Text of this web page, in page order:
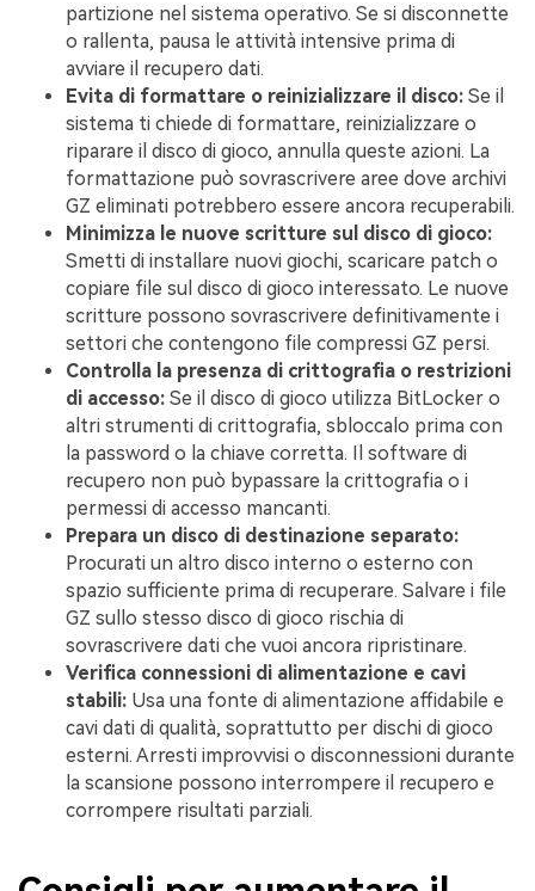
partizione nel sistema operativo. Se si disconnette
o rallenta, pausa le attività intensive prima di
avviare il recupero dati.
Evita di formattare o reinizializzare il disco: Se il
sistema ti chiede di formattare, reinizializzare o
riparare il disco di gioco, annulla queste azioni. La
formattazione può sovrascrivere aree dove archivi
GZ eliminati potrebbero essere ancora recuperabili.
Minimizza le nuove scritture sul disco di gioco:
Smetti di installare nuovi giochi, scaricare patch o
copiare file sul disco di gioco interessato. Le nuove
scritture possono sovrascrivere definitivamente i
settori che contengono file compressi GZ persi.
Controlla la presenza di crittografia o restrizioni
di accesso: Se il disco di gioco utilizza BitLocker o
altri strumenti di crittografia, sbloccalo prima con
la password o la chiave corretta. Il software di
recupero non può bypassare la crittografia o i
permessi di accesso mancanti.
Prepara un disco di destinazione separato:
Procurati un altro disco interno o esterno con
spazio sufficiente prima di recuperare. Salvare i file
GZ sullo stesso disco di gioco rischia di
sovrascrivere dati che vuoi ancora ripristinare.
Verifica connessioni di alimentazione e cavi
stabili: Usa una fonte di alimentazione affidabile e
cavi dati di qualità, soprattutto per dischi di gioco
esterni. Arresti improvvisi o disconnessioni durante
la scansione possono interrompere il recupero e
corrompere risultati parziali.